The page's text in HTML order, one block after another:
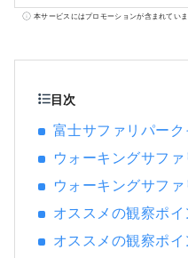
す。 園内は「
本サービスにはプロモーションが含まれてい
目次
富士サファリパー
ウォーキングサファ
ウォーキングサフ
オススメの観察ポイ
オススメの観察ポイ